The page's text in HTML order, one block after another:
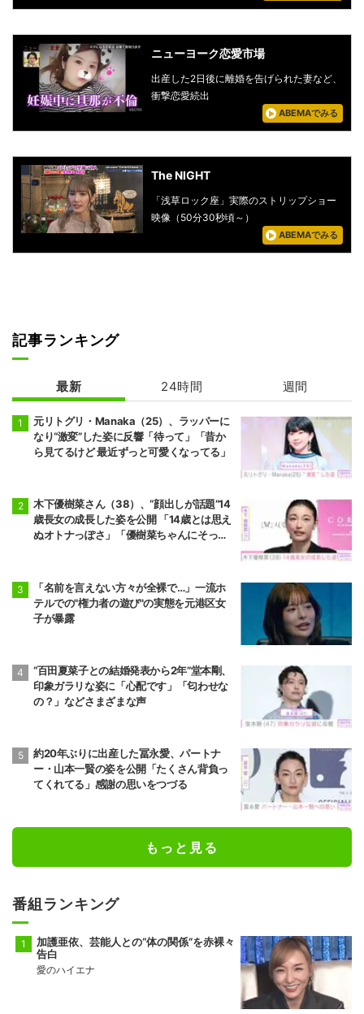
ニューヨーク恋愛市場
出産した2日後に離婚を告げられた妻など、
衝撃恋愛続出
ABEMAでみる
The NIGHT
「浅草ロック座」実際のストリップショー
映像（50分30秒頃～）
ABEMAでみる
記事ランキング
最新 24時間 週間
元リトグリ・Manaka（25）、ラッパーに
なり“激変”した姿に反響「待って」「昔か
ら見てるけど 最近ずっと可愛くなってる」
木下優樹菜さん（38）、“顔出しが話題”14
歳長女の成長した姿を公開 「14歳とは思え
ぬオトナっぽさ」「優樹菜ちゃんにそっく
「名前を言えない方々が全裸で…」一流ホ
テルでの"権力者の遊び"の実態を元港区女
子が暴露
“百田夏菜子との結婚発表から2年”堂本剛、
印象ガラリな姿に「心配です」「匂わせな
の？」などさまざまな声
約20年ぶりに出産した冨永愛、パートナ
ー・山本一賢の姿を公開「たくさん背負っ
てくれてる」感謝の思いをつづる
もっと見る
番組ランキング
加護亜依、芸能人との“体の関係”を赤裸々
告白
愛のハイエナ